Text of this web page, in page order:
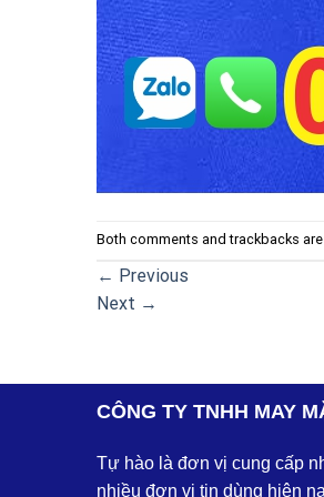
Both comments and trackbacks are
← Previous
Next →
CÔNG TY TNHH MAY
Tự hào là đơn vị cung cấp
nhiều đơn vị tin dùng hiện